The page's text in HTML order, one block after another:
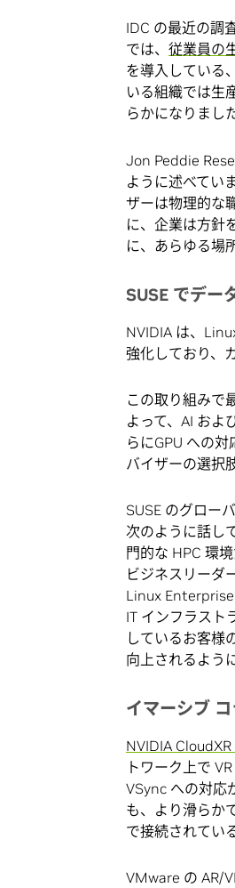
IDC の最近の調
では、 従業員の
を導入している、
いる組織では生
らかになりました
Jon Peddie
ように述べてい
ザーは物理的な
に、企業は方針
に、あらゆる場
SUSE でデー
NVIDIA は、
強化しており、
この取り組みで
よって、AI およ
らにGPU への
バイザーの選択
SUSE のグロー
次のように話し
門的な HPC 環
ビジネスリーダ
Linux Enterprise
IT インフラスト
しているお客様
向上されるよう
イマーシブ
NVIDIA
トワーク上で
VSync への対応
も、より滑らか
で接続されてい
VMware の AR/